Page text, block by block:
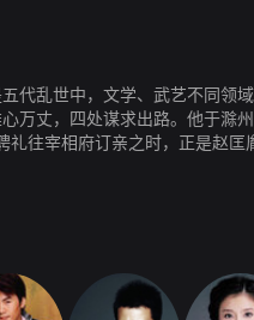
代乱世中，文学、武艺不同领
万丈，四处谋求出路。他于滁
礼往宰相府订亲之时，正是赵